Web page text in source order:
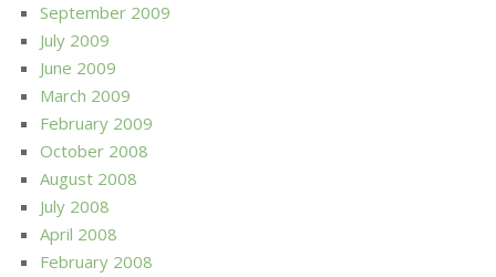
September 2009
July 2009
June 2009
March 2009
February 2009
October 2008
August 2008
July 2008
April 2008
February 2008